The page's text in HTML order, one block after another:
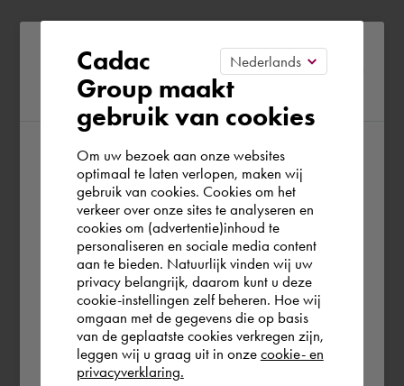
Please confirm your current
region
According to us you are situated in Rest of
the world. Please confirm in which country
you wish to shop.
Nederland
Rest of the world
Cadac
Group maakt
gebruik van cookies
Om uw bezoek aan onze websites
optimaal te laten verlopen, maken wij
gebruik van cookies. Cookies om het
verkeer over onze sites te analyseren en
cookies om (advertentie)inhoud te
personaliseren en sociale media content
aan te bieden. Natuurlijk vinden wij uw
privacy belangrijk, daarom kunt u deze
cookie-instellingen zelf beheren. Hoe wij
omgaan met de gegevens die op basis
van de geplaatste cookies verkregen zijn,
leggen wij u graag uit in onze cookie- en
privacyverklaring.